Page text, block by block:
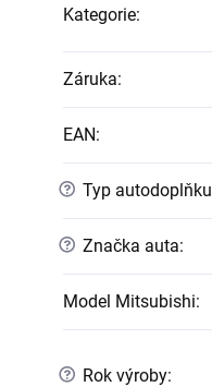
Kategorie:
Záruka:
EAN:
? Typ autodoplňku
? Značka auta:
Model Mitsubishi:
? Rok výroby: